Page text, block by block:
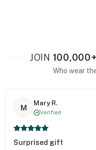
JOIN 100,000+
Who wear
M
Mary R.
Verified
Surprised gift